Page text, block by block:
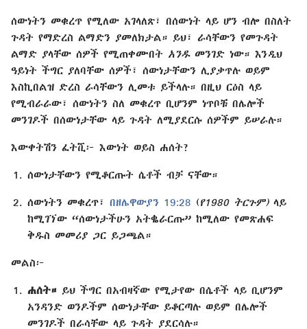
ሰውነትን መቁረጥ የሚለው አገላለጽ፣ በሰውነት ላይ ሆን ብሎ በስለት
ጉዳት የማድረስ ልማድን ያመለክታል። ይህ፣ ራሳቸውን የመጉዳት
ልማድ ያላቸው ሰዎች የሚጠቀሙበት አንዱመንገድ ነው። እንዲህ
ዓይነት ችግር ያለባቸው ሰዎች፣ ሰውነታቸውን ሊያቃጥሉ ወይም
እስኪበልዝ ድረስ ራሳቸውን ሊመቱ ይችላሉ። በዚህ ርዕስ ላይ
የሚብራራው፣ ሰውነትን ስለ መቁረጥ ቢሆንም ነጥቦቹ በሌሎች
መንገዶች በሰውነታቸው ላይ ጉዳት ለሚያደርሱ ሰዎችም ይሠራሉ።
እውቀትሽን ፈትሺ፦ እውነት ወይስ ሐሰት?
ሰውነታቸውን የሚቆርጡት ሴቶች ብቻ ናቸው።
ሰውነትን መቁረጥ፣ በዘሌዋውያን 19:28 (የ1980 ትርጉም)ላይ
ከሚገኘው “ሰውነታችሁን አትቈራርጡ” ከሚለው የመጽሐፍ
ቅዱስ መመሪያ ጋር ይጋጫል።
መልስ፦
ሐሰት። ይህ ችግር በአብዛኛው የሚታየው በሴቶች ላይ ቢሆንም
አንዳንድ ወንዶችም ሰውነታቸው ይቆርጣሉ ወይም በሌሎች
መንገዶች በራሳቸው ላይ ጉዳት ያደርሳሉ።